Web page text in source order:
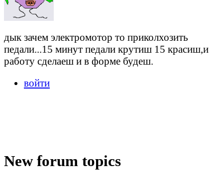
дык зачем электромотор то приколхозить
педали...15 минут педали крутиш 15 красиш,и
работу сделаеш и в форме будеш.
войти
New forum topics